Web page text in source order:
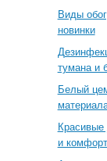
Виды
новинки
тумана и
Белый
Красивые
и